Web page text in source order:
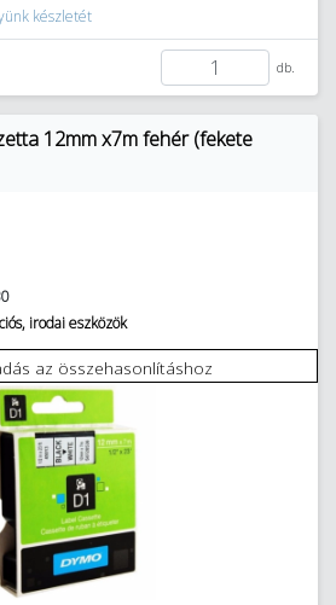
készletét
db.
12mm x7m fehér (fekete
irodai eszközök
az összehasonlításhoz